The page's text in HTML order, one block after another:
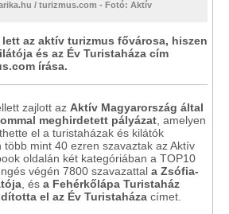
/ turizmus.com - Fotó: Aktív
az aktív turizmus fővárosa, hiszen
és az Év Turistaháza cím
írása.
zajlott az Aktív Magyarország által
meghirdetett pályázat , amelyen
el a turistaházak és kilátók
több mint 40 ezren szavaztak az Aktív
oldalán két kategóriában a TOP10
végén 7800 szavazattal a Zsófia-
, és a Fehérkőlápa Turistaház
el az Év Turistaháza címet.